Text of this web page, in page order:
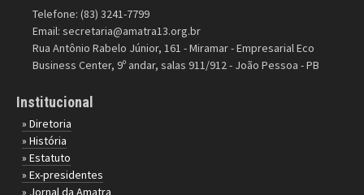
Telefone: (83) 3241-7799
Email: secretaria@amatra13.org.br
Rua Antônio Rabelo Júnior, 161 - Miramar - Empresarial Eco
Business Center, 9º andar, salas 911/912 - João Pessoa - PB
Institucional
» Diretoria
» História
» Estatuto
» Ex-presidentes
» Jornal da Amatra